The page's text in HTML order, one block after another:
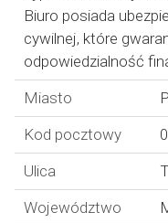
Biuro posiada
cywilnej, które
odpowiedzialność
Miasto
Kod pocztowy
Ulica
Województwo